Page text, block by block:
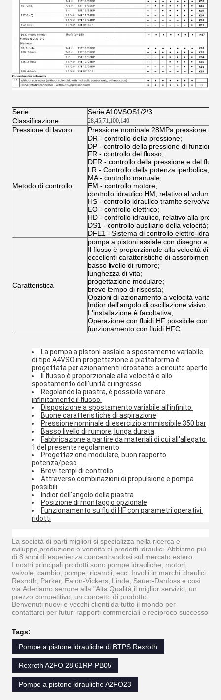
Serie
Serie A10VSOS1/2/3
Classificazione:
28,45,71,100,140
Pressione di lavoro Pressione nominale 28MPa,pressione
Metodo di controllo
DR - controllo della pressione;
DP - controllo della pressione di
FR - controllo del flusso;
DFR - controllo della pressione e del
LR - Controllo della potenza iperbolica;
MA - controllo manuale;
EM - controllo motore;
controllo idraulico HM, relativo al volume
HS - controllo idraulico tramite servo/
EO - controllo elettrico;
HD - controllo idraulico, relativo alla
DS1 - controllo ausiliario della velocità;
DFE1 - Sistema di controllo elettro-
Caratteristica
pompa a pistoni assiale con disegno a
Il flusso è proporzionale alla velocità di
eccellenti caratteristiche di assorbimento
basso livello di rumore;
lunghezza di vita;
progettazione modulare;
breve tempo di risposta;
Opzioni di azionamento a velocità
Indior dell'angolo di oscillazione visivo;
L'installazione è facoltativa;
Operazione con fluidi HF possibile con
funzionamento con fluidi HFC.
La pompa a pistoni assiale a spostamento variabile
di tipo A4VSO in progettazione a piattaforma è
progettata per azionamenti idrostatici a circuito aperto
Il flusso è proporzionale alla velocità e allo
spostamento dell'unità di ingresso.
Regolando la piastra, è possibile variare
infinitamente il flusso.
Disposizione a spostamento variabile all'infinito.
Buone caratteristiche di aspirazione
Pressione nominale di esercizio ammissibile 350 bar
Basso livello di rumore, lunga durata
Fabbricazione a partire da materiali di cui all'allegato
1 del presente regolamento
Progettazione modulare, buon rapporto
potenza/peso
Brevi tempi di controllo
Attraverso combinazioni di propulsione e pompa
possibili
Indior dell'angolo della piastra
Posizione di montaggio opzionale
Funzionamento su fluidi HF con parametri operativi
ridotti
La società di parti migliori si specializza nella ricerca e
sviluppo,produzione e vendita di prodotti idraulici. Abbiamo più
di 8 anni di esperienza concentrandosi sul mercato estero.
I nostri principali prodotti sono pompe idrauliche, motori,
valvole, cambio, pompe, ricambi, ecc. Involti in marchi idraulici:
Rexroth, Parker, Eaton-Vickers, Linde, Sauer-Danfoss e così
via.Aderiamo sempre alla "Alta Qualità,il miglior servizio, un
prezzo competitivo, un concetto di prodotto.
Benvenuti nuovi e vecchi clienti da tutto il mondo per
contattarci per futuri rapporti commerciali e reciproco successo
Tags:
Pompe a pistone idrauliche di BTPS Rexroth
Rexroth A2FO 28 61RP-PB05
Pompe a pistone idrauliche A2FO23